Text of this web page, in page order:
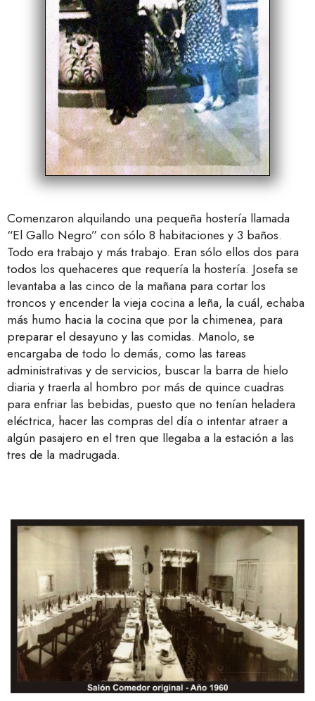
Comenzaron alquilando una pequeña hostería llamada
“El Gallo Negro” con sólo 8 habitaciones y 3 baños.
Todo era trabajo y más trabajo. Eran sólo ellos dos para
todos los quehaceres que requería la hostería. Josefa se
levantaba a las cinco de la mañana para cortar los
troncos y encender la vieja cocina a leña, la cuál, echaba
más humo hacia la cocina que por la chimenea, para
preparar el desayuno y las comidas. Manolo, se
encargaba de todo lo demás, como las tareas
administrativas y de servicios, buscar la barra de hielo
diaria y traerla al hombro por más de quince cuadras
para enfriar las bebidas, puesto que no tenían heladera
eléctrica, hacer las compras del día o intentar atraer a
algún pasajero en el tren que llegaba a la estación a las
tres de la madrugada.